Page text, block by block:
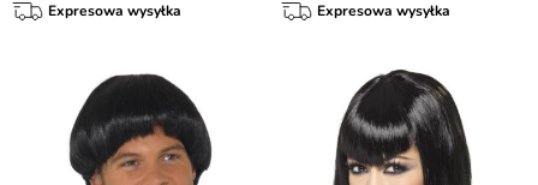
Expresowa wysyłka Expresowa wysyłka